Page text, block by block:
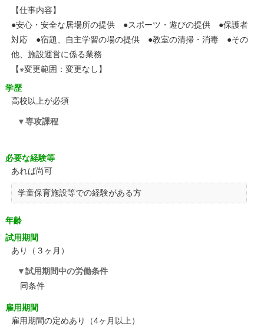
【仕事内容】
●安心・安全な居場所の提供 ●スポーツ・遊びの提供 ●保護者
対応 ●宿題、自主学習の場の提供 ●教室の清掃・消毒 ●その
他、施設運営に係る業務
【※変更範囲：変更なし】
学歴
高校以上が必須
専攻課程
必要な経験等
あれば尚可
学童保育施設等での経験がある方
年齢
試用期間
あり（３ヶ月）
試用期間中の労働条件
同条件
雇用期間
雇用期間の定めあり（4ヶ月以上）